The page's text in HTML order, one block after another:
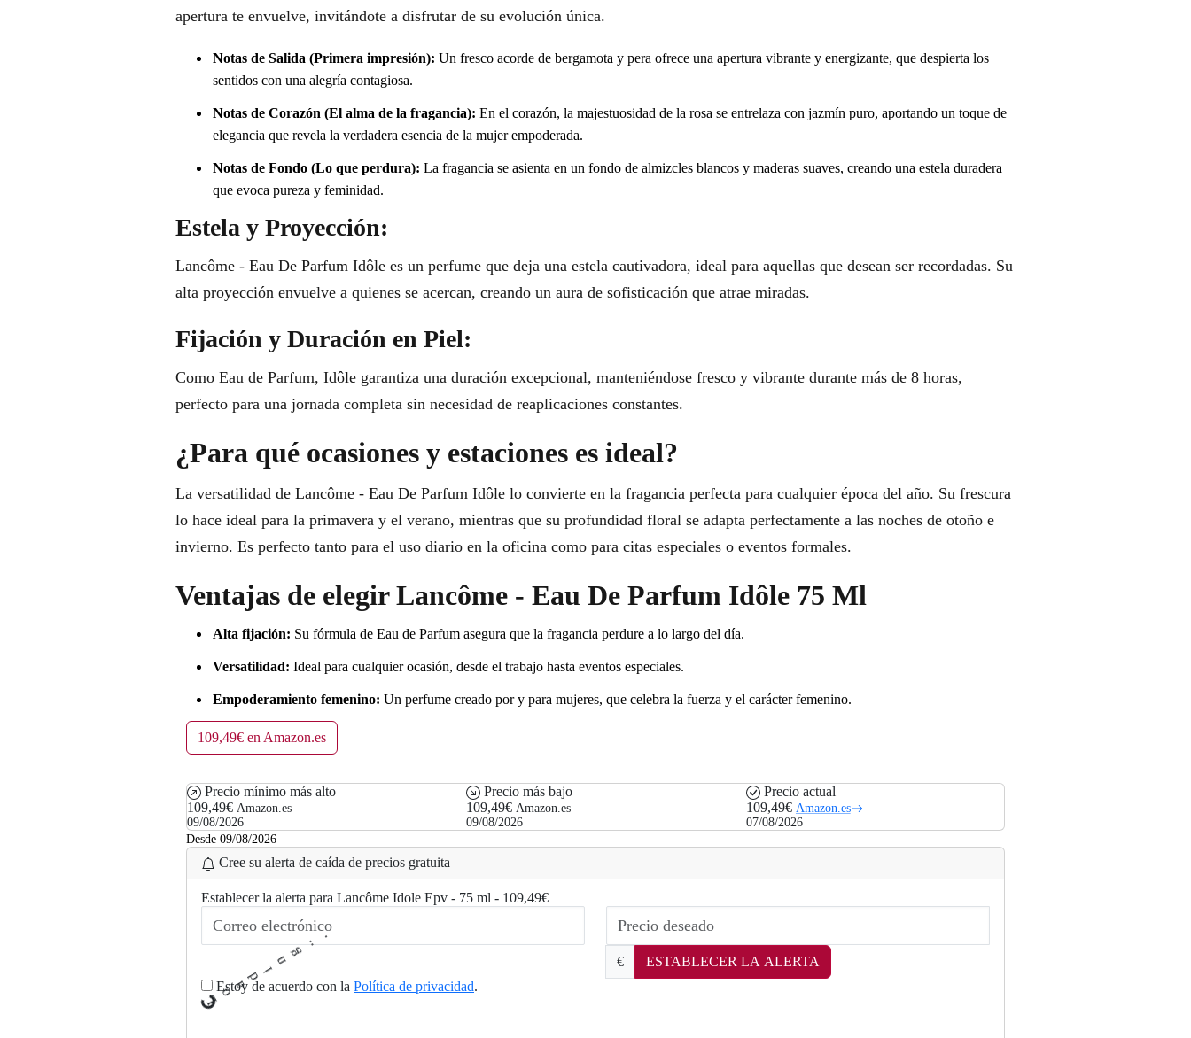
apertura te envuelve, invitándote a disfrutar de su evolución única.
Notas de Salida (Primera impresión): Un fresco acorde de bergamota y pera ofrece una apertura vibrante y energizante, que despierta los
sentidos con una alegría contagiosa.
Notas de Corazón (El alma de la fragancia): En el corazón, la majestuosidad de la rosa se entrelaza con jazmín puro, aportando un toque de
elegancia que revela la verdadera esencia de la mujer empoderada.
Notas de Fondo (Lo que perdura): La fragancia se asienta en un fondo de almizcles blancos y maderas suaves, creando una estela duradera
que evoca pureza y feminidad.
Estela y Proyección:
Lancôme - Eau De Parfum Idôle es un perfume que deja una estela cautivadora, ideal para aquellas que desean ser recordadas. Su
alta proyección envuelve a quienes se acercan, creando un aura de sofisticación que atrae miradas.
Fijación y Duración en Piel:
Como Eau de Parfum, Idôle garantiza una duración excepcional, manteniéndose fresco y vibrante durante más de 8 horas,
perfecto para una jornada completa sin necesidad de reaplicaciones constantes.
¿Para qué ocasiones y estaciones es ideal?
La versatilidad de Lancôme - Eau De Parfum Idôle lo convierte en la fragancia perfecta para cualquier época del año. Su frescura
lo hace ideal para la primavera y el verano, mientras que su profundidad floral se adapta perfectamente a las noches de otoño e
invierno. Es perfecto tanto para el uso diario en la oficina como para citas especiales o eventos formales.
Ventajas de elegir Lancôme - Eau De Parfum Idôle 75 Ml
Alta fijación: Su fórmula de Eau de Parfum asegura que la fragancia perdure a lo largo del día.
Versatilidad: Ideal para cualquier ocasión, desde el trabajo hasta eventos especiales.
Empoderamiento femenino: Un perfume creado por y para mujeres, que celebra la fuerza y el carácter femenino.
109,49€ en Amazon.es
Precio mínimo más alto
109,49€ Amazon.es
09/08/2026
Precio más bajo
109,49€ Amazon.es
09/08/2026
Precio actual
109,49€ Amazon.es
07/08/2026
Desde 09/08/2026
Cree su alerta de caída de precios gratuita
Establecer la alerta para Lancôme Idole Epv - 75 ml - 109,49€
€
ESTABLECER LA ALERTA
Estoy de acuerdo con la Política de privacidad.
L
.